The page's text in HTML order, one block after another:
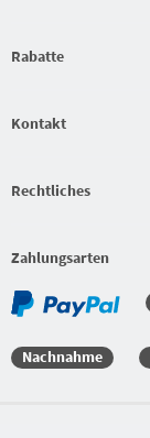
Rabatte
Kontakt
Rechtliches
Zahlungsarten
Nachnahme